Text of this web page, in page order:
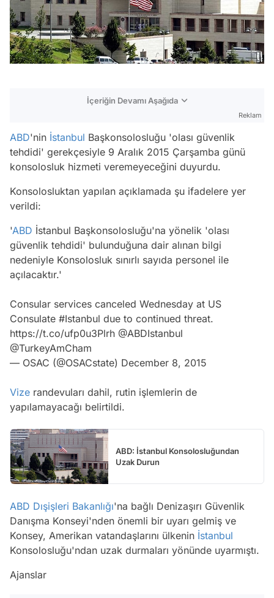
İçeriğin Devamı Aşağıda
Reklam
ABD'nin İstanbul Başkonsolosluğu 'olası güvenlik
tehdidi' gerekçesiyle 9 Aralık 2015 Çarşamba günü
konsolosluk hizmeti veremeyeceğini duyurdu.
Konsolosluktan yapılan açıklamada şu ifadelere yer
verildi:
'ABD İstanbul Başkonsolosluğu'na yönelik 'olası
güvenlik tehdidi' bulunduğuna dair alınan bilgi
nedeniyle Konsolosluk sınırlı sayıda personel ile
açılacaktır.'
Consular services canceled Wednesday at US
Consulate #Istanbul due to continued threat.
https://t.co/ufp0u3Plrh @ABDIstanbul
@TurkeyAmCham
— OSAC (@OSACstate) December 8, 2015
Vize randevuları dahil, rutin işlemlerin de
yapılamayacağı belirtildi.
ABD: İstanbul Konsolosluğundan
Uzak Durun
ABD Dışişleri Bakanlığı'na bağlı Denizaşırı Güvenlik
Danışma Konseyi'nden önemli bir uyarı gelmiş ve
Konsey, Amerikan vatandaşlarını ülkenin İstanbul
Konsolosluğu'ndan uzak durmaları yönünde uyarmıştı.
Ajanslar